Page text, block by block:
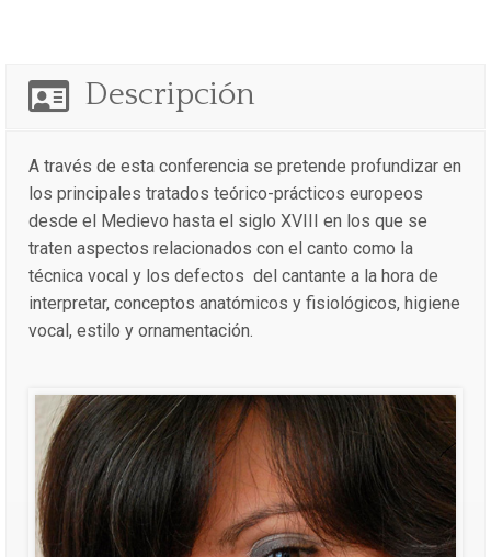
Descripción
A través de esta conferencia se pretende profundizar en
los principales tratados teórico-prácticos europeos
desde el Medievo hasta el siglo XVIII en los que se
traten aspectos relacionados con el canto como la
técnica vocal y los defectos del cantante a la hora de
interpretar, conceptos anatómicos y fisiológicos, higiene
vocal, estilo y ornamentación.